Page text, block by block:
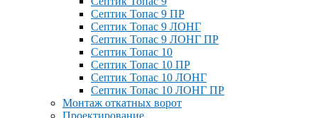
Септик Топас 9 ПР
Септик Топас 9 ЛОНГ
Септик Топас 9 ЛОНГ ПР
Септик Топас 10
Септик Топас 10 ПР
Септик Топас 10 ЛОНГ
Септик Топас 10 ЛОНГ ПР
Монтаж откатных ворот
Проектирование